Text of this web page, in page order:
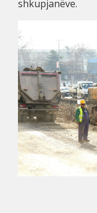
shkupjanëve.